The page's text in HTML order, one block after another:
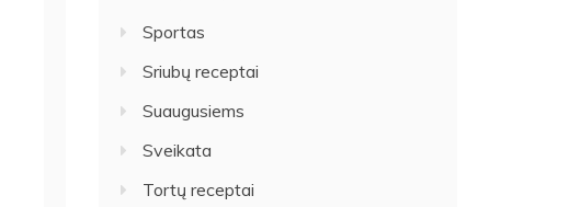
Sportas
Sriubų receptai
Suaugusiems
Sveikata
Tortų receptai